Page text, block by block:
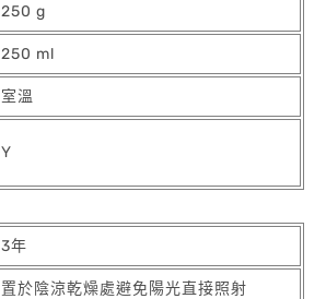
250 g
250 ml
室溫
Y
3年
置於陰涼乾燥處避免陽光直接照射